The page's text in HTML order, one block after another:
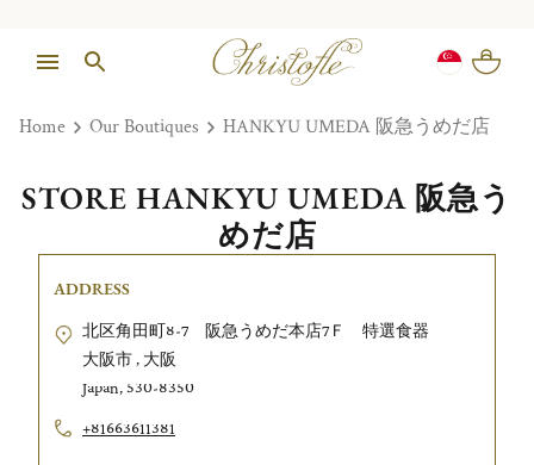
Home Our Boutiques HANKYU UMEDA 阪急うめだ店
STORE HANKYU UMEDA 阪急う
めだ店